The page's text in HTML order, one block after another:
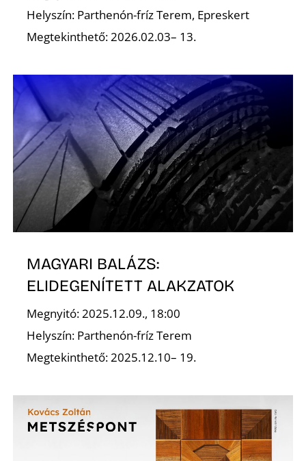
Helyszín: Parthenón-fríz Terem, Epreskert
Megtekinthető: 2026.02.03– 13.
MAGYARI BALÁZS:
ELIDEGENÍTETT ALAKZATOK
Megnyitó: 2025.12.09., 18:00
Helyszín: Parthenón-fríz Terem
Megtekinthető: 2025.12.10– 19.